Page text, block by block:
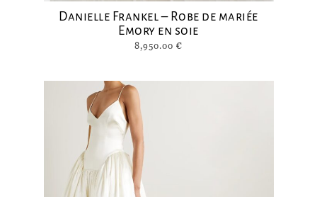
Danielle Frankel – Robe de mariée
Emory en soie
8,950.00 €